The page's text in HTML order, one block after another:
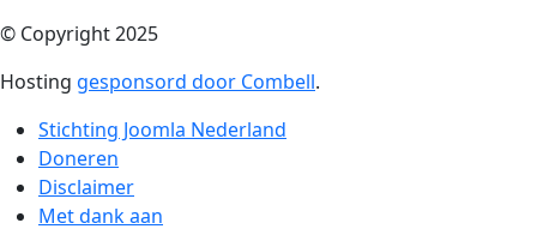
© Copyright 2025
Hosting gesponsord door Combell.
Stichting Joomla Nederland
Doneren
Disclaimer
Met dank aan